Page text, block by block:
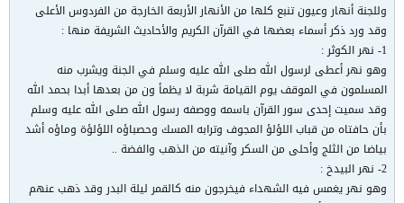
وللجنة أنهار وعيون تنبع كلها من الأنهار الأربعة الخارجة من الفردوس الأعلى
وقد ورد ذكر أسماء بعضها في القرآن الكريم والأحاديث الشريفة منها :
1- نهر الكوثر :
وهو نهر أعطى لرسول الله صلى الله عليه وسلم في الجنة ويشرب منه
المسلمون في الموقف يوم القيامة شربة لا يظمأ ون من بعدها أبدا بحمد الله
وقد سميت إحدى سور القرآن باسمه ووصفه رسول الله صلى الله عليه وسلم
بأن حافتاه من قباب اللؤلؤ المجوف وترابه المسك وحصباؤه اللؤلؤة وماؤه أشد
بياضا من الثلج وأحلى من السكر وآنيته من الذهب والفضة ..
2- نهر البيدخ :
وهو نهر يغمس فيه الشهداء فيخرجون منه كالقمر ليلة البدر وقد ذهب عنهم